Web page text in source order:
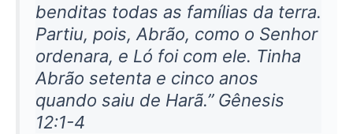
benditas todas as famílias da terra.
Partiu, pois, Abrão, como o Senhor
ordenara, e Ló foi com ele. Tinha
Abrão setenta e cinco anos
quando saiu de Harã.” Gênesis
12:1-4